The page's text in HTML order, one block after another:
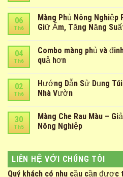
06
Th6
Màng Phủ Nông Nghiệp
Giữ Ẩm, Tăng Năng
04
Th6
Combo màng phủ và
quả hơn
02
Th6
Hướng Dẫn Sử Dụng
Nhà Vườn
30
Th5
Màng Che Rau Màu –
Nông Nghiệp
LIÊN HỆ VỚI CHÚNG TÔI
Quý khách có nhu cầu cần